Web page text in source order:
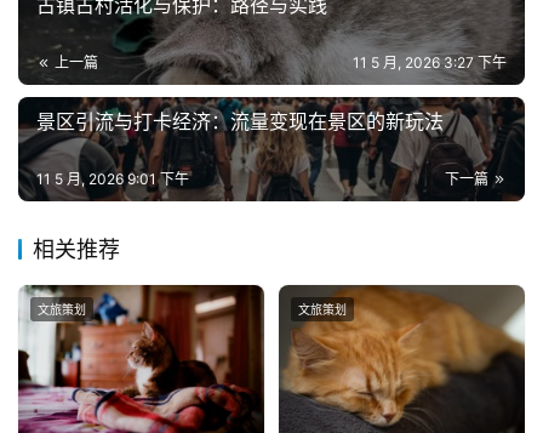
古镇古村活化与保护：路径与实践
上一篇 11 5 月, 2026 3:27 下午
景区引流与打卡经济：流量变现在景区的新玩法
下一篇
11 5 月, 2026 9:01 下午
相关推荐
文旅策划 文旅策划